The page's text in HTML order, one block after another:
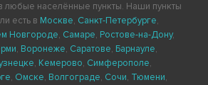
любые населённые пункты. Наши пункты
есть в Москве, Санкт-Петербурге,
Новгороде, Самаре, Ростове-на-Дону,
, Воронеже, Саратове, Барнауле,
, Кемерово, Симферополе,
, Омске, Волгограде, Сочи, Тюмени,